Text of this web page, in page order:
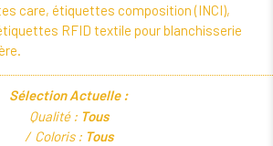
care, étiquettes composition (INCI),
RFID textile pour blanchisserie
Sélection Actuelle :
Qualité : Tous
Coloris : Tous